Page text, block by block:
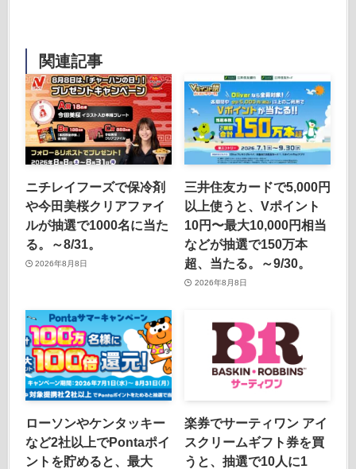
関連記事
ニチレイフーズで保冷剤
や今田美桜クリアファイ
ルが抽選で1000名に当た
る。～8/31。
2026年8月8日
三井住友カードで5,000円
以上使うと、Vポイント
10円〜最大10,000円相当
などが抽選で150万本
超、当たる。～9/30。
2026年8月8日
ローソンやケンタッキー
など2社以上でPontaポイ
ントを貯めると、最大
楽券でサーティワン アイ
スクリームギフト券を買
うと、抽選で10人に1